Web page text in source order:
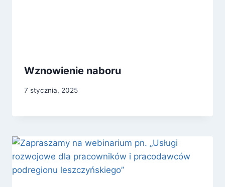
Wznowienie naboru
7 stycznia, 2025